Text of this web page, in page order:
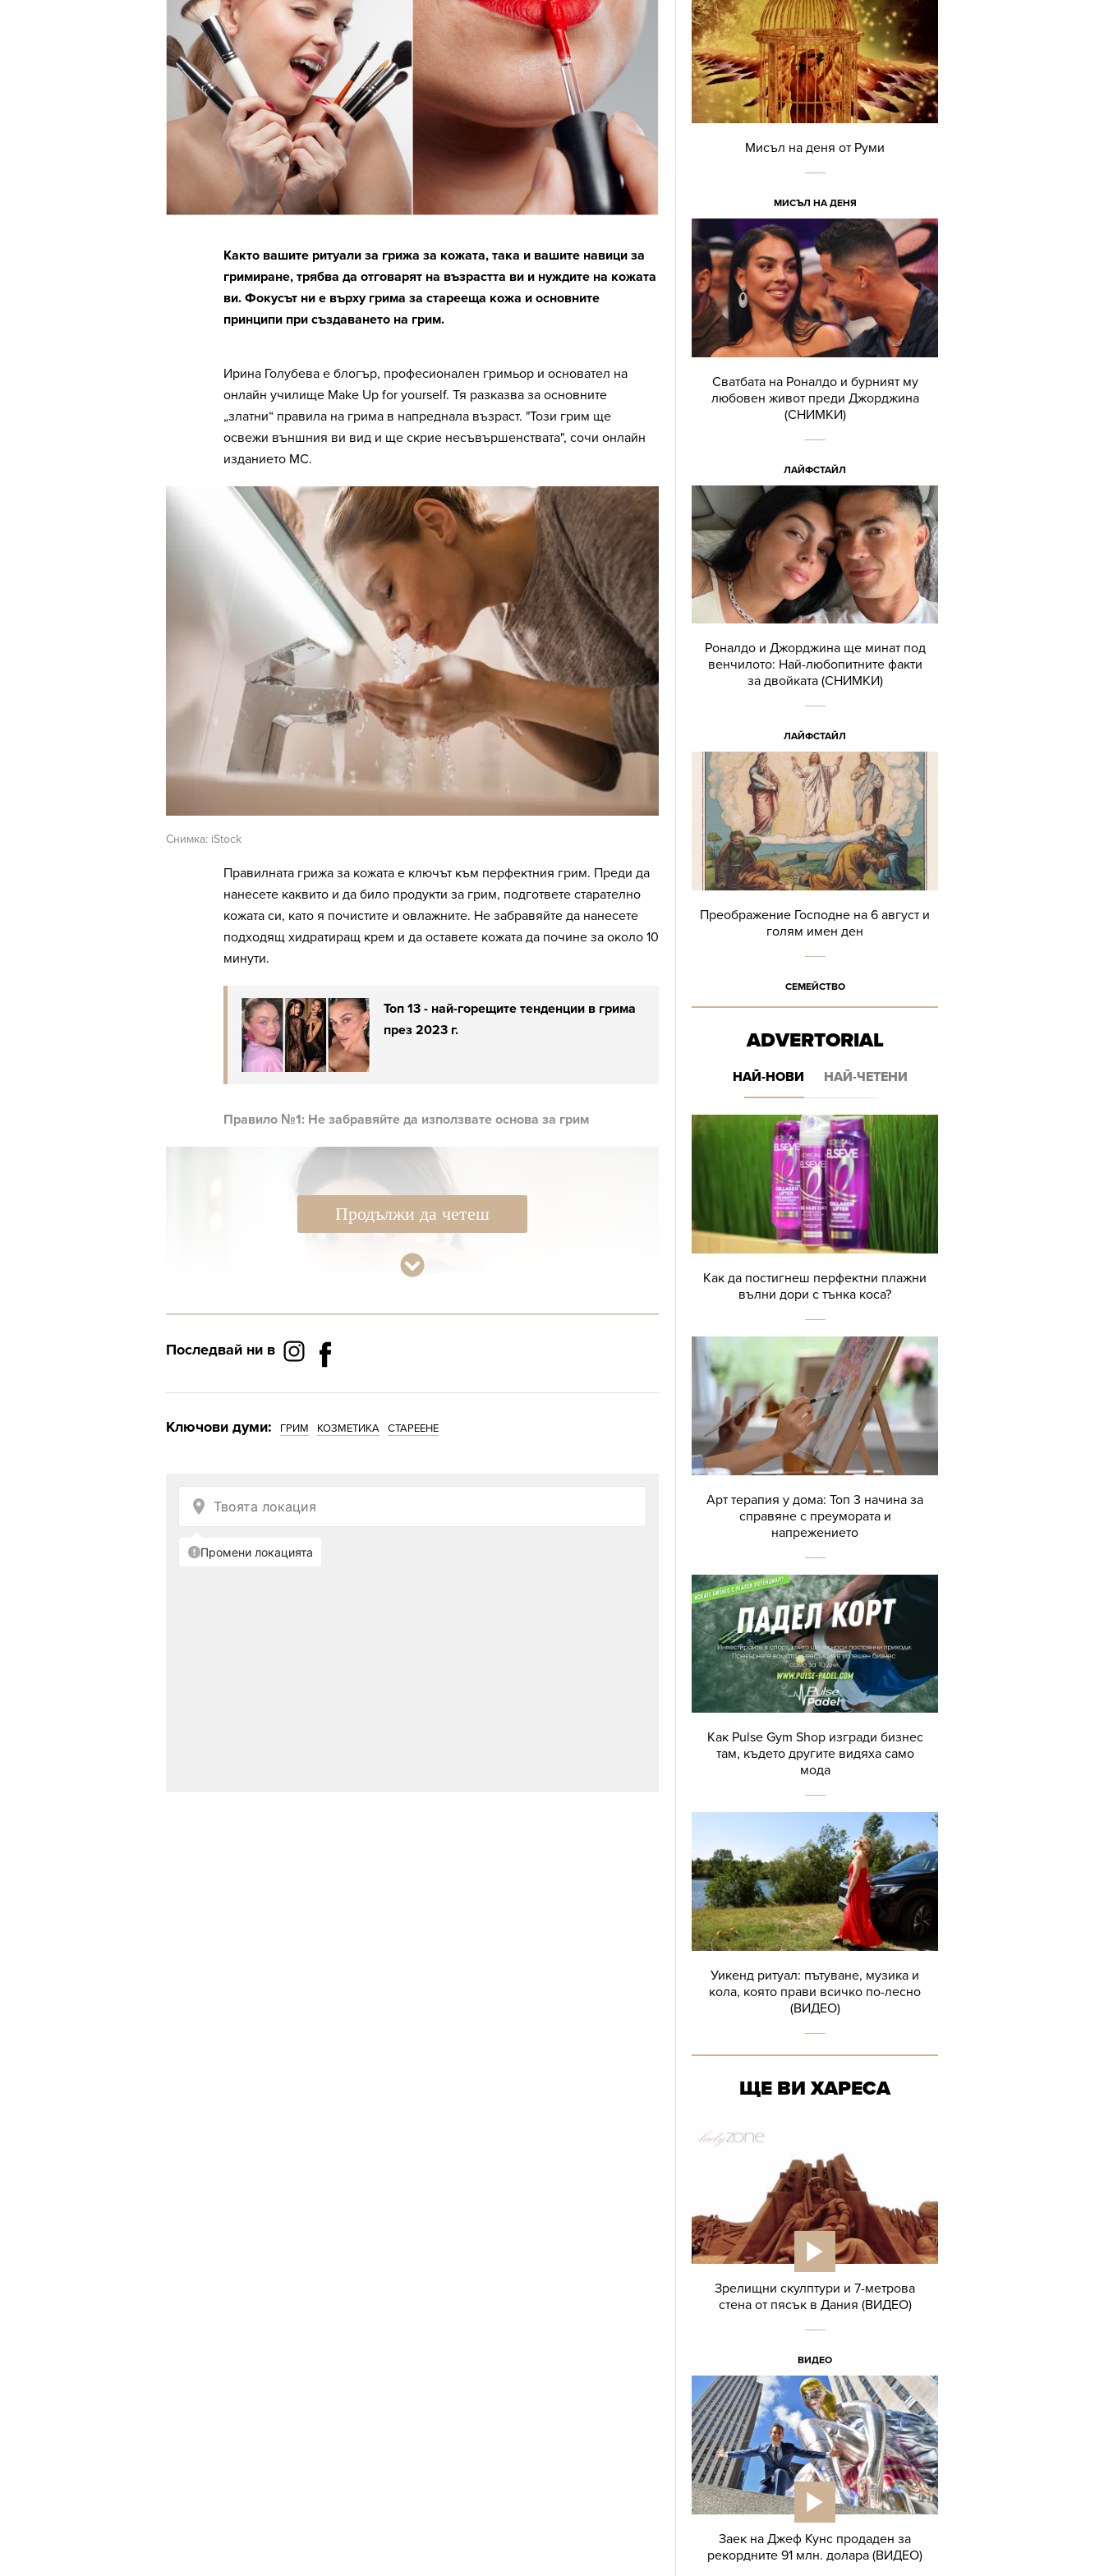
Както вашите ритуали за грижа за кожата, така и вашите навици за
гримиране, трябва да отговарят на възрастта ви и нуждите на кожата
ви. Фокусът ни е върху грима за старееща кожа и основните
принципи при създаването на грим.
Ирина Голубева е блогър, професионален гримьор и основател на
онлайн училище Make Up for yourself. Тя разказва за основните
„златни“ правила на грима в напреднала възраст. "Този грим ще
освежи външния ви вид и ще скрие несъвършенствата", сочи онлайн
изданието MC.
Снимка: iStock
Правилната грижа за кожата е ключът към перфектния грим. Преди да
нанесете каквито и да било продукти за грим, подгответе старателно
кожата си, като я почистите и овлажните. Не забравяйте да нанесете
подходящ хидратиращ крем и да оставете кожата да почине за около 10
минути.
Toп 13 - най-горещите тенденции в грима
през 2023 г.
Правило №1: Не забравяйте да използвате основа за грим
Снимка: iStock
кожата, е необходима дълготрайна и плътна основа за грим. Основата
Продължи да четеш
Последвай ни в
Ключови думи: ГРИМ КОЗМЕТИКА СТАРЕЕНЕ
Мисъл на деня от Руми
МИСЪЛ НА ДЕНЯ
Сватбата на Роналдо и бурният му
любовен живот преди Джорджина
(СНИМКИ)
ЛАЙФСТАЙЛ
Роналдо и Джорджина ще минат под
венчилото: Най-любопитните факти
за двойката (СНИМКИ)
ЛАЙФСТАЙЛ
Преображение Господне на 6 август и
голям имен ден
СЕМЕЙСТВО
ADVERTORIAL
НАЙ-НОВИ НАЙ-ЧЕТЕНИ
Как да постигнеш перфектни плажни
вълни дори с тънка коса?
Арт терапия у дома: Топ 3 начина за
справяне с преумората и
напрежението
Как Pulse Gym Shop изгради бизнес
там, където другите видяха само
мода
Уикенд ритуал: пътуване, музика и
кола, която прави всичко по-лесно
(ВИДЕО)
ЩЕ ВИ ХАРЕСА
Зрелищни скулптури и 7-метрова
стена от пясък в Дания (ВИДЕО)
ВИДЕО
Заек на Джеф Кунс продаден за
рекордните 91 млн. долара (ВИДЕО)